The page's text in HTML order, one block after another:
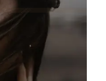
rocas,